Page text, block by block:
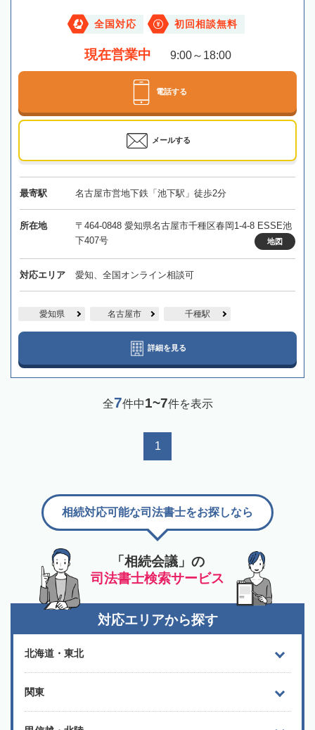
全国対応 初回相談無料
現在営業中 9:00～18:00
電話する
メールする
最寄駅 名古屋市営地下鉄「池下駅」徒歩2分
所在地
〒464-0848 愛知県名古屋市千種区春岡1-4-8 ESSE池
下407号
地図
対応エリア 愛知、全国オンライン相談可
愛知県 名古屋市 千種駅
詳細を見る
全7件中1~7件を表示
1
「相続会議」の
司法書士検索サービス
相続対応可能な司法書士をお探しなら
対応エリアから探す
北海道・東北
関東